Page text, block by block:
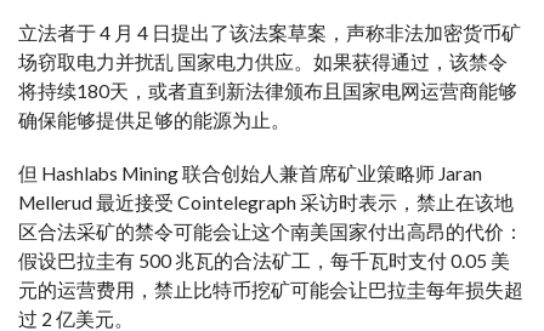
立法者于 4 月 4 日提出了该法案草案，声称非法加密货币矿
场窃取电力并扰乱 国家电力供应。如果获得通过，该禁令
将持续180天，或者直到新法律颁布且国家电网运营商能够
确保能够提供足够的能源为止。
但 Hashlabs Mining 联合创始人兼首席矿业策略师 Jaran
Mellerud 最近接受 Cointelegraph 采访时表示，禁止在该地
区合法采矿的禁令可能会让这个南美国家付出高昂的代价：
假设巴拉圭有 500 兆瓦的合法矿工，每千瓦时支付 0.05 美
元的运营费用，禁止比特币挖矿可能会让巴拉圭每年损失超
过 2 亿美元。